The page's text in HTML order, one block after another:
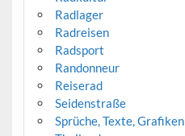
Radlager
Radreisen
Radsport
Randonneur
Reiserad
Seidenstraße
Sprüche, Texte, Grafiken